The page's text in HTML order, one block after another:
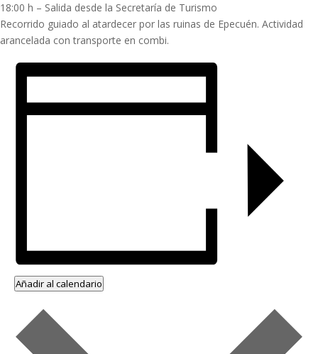
18:00 h – Salida desde la Secretaría de Turismo
Recorrido guiado al atardecer por las ruinas de Epecuén. Actividad
arancelada con transporte en combi.
Añadir al calendario